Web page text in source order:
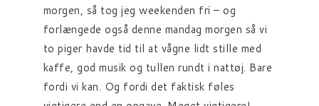
morgen, så tog jeg weekenden fri – og
forlængede også denne mandag morgen så vi
to piger havde tid til at vågne lidt stille med
kaffe, god musik og tullen rundt i nattøj. Bare
fordi vi kan. Og fordi det faktisk føles